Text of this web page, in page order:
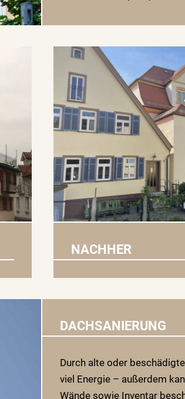
NACHHER
DACHSANIERUNG
Durch alte oder
viel Energie – außerdem
Wände sowie Inventar